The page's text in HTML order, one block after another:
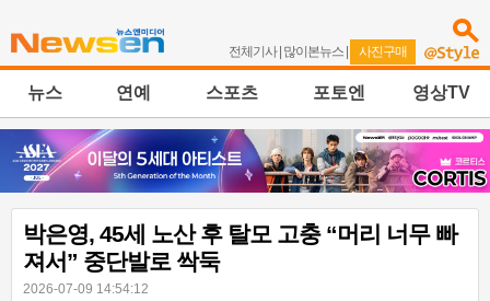
전체기사| 많이본뉴스 | 사진구매
뉴스 연예 스포츠 포토엔 영상TV
박은영, 45세 노산 후 탈모 고충 “머리 너무 빠
져서” 중단발로 싹둑
2026-07-09 14:54:12